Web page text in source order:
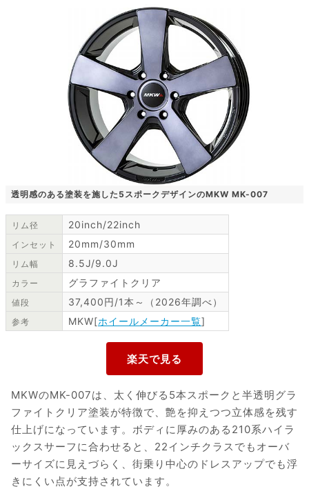
透明感のある塗装を施した5スポークデザインのMKW MK-007
リム径 20inch/22inch
インセット 20mm/30mm
リム幅 8.5J/9.0J
カラー グラファイトクリア
値段 37,400円/1本～（2026年調べ）
参考 MKW[ホイールメーカー一覧]
MKWのMK-007は、太く伸びる5本スポークと半透明グラ
ファイトクリア塗装が特徴で、艶を抑えつつ立体感を残す
仕上げになっています。ボディに厚みのある210系ハイラ
ックスサーフに合わせると、22インチクラスでもオーバ
ーサイズに見えづらく、街乗り中心のドレスアップでも浮
きにくい点が支持されています。